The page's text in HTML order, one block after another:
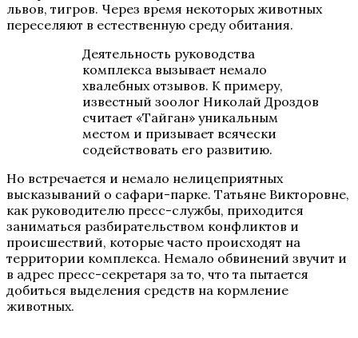
львов, тигров. Через время некоторых животных
переселяют в естественную среду обитания.
Деятельность руководства
комплекса вызывает немало
хвалебных отзывов. К примеру,
известный зоолог Николай Дроздов
считает «Тайган» уникальным
местом и призывает всячески
содействовать его развитию.
Но встречается и немало нелицеприятных
высказываний о сафари-парке. Татьяне Викторовне,
как руководителю пресс-службы, приходится
заниматься разбирательством конфликтов и
происшествий, которые часто происходят на
территории комплекса. Немало обвинений звучит и
в адрес пресс-секретаря за то, что та пытается
добиться выделения средств на кормление
животных.